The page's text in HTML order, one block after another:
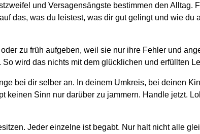
und Versagensängste bestimmen den Alltag.
das, was du leistest, was dir gut gelingt und wie du
zu früh aufgeben, weil sie nur ihre Fehler und
wird das nichts mit dem glücklichen und erfüllten
bei dir selber an. In deinem Umkreis, bei deinen
keinen Sinn nur darüber zu jammern. Handle jetzt.
Jeder einzelne ist begabt. Nur halt nicht alle